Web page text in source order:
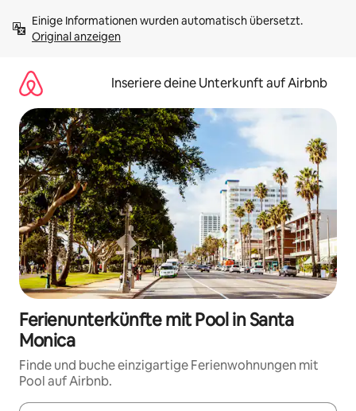
Inhalten
springenOriginal anzeigen
Inseriere deine Unterkunft auf Airbnb
Ferienunterkünfte mit Pool in Santa
Monica
Finde und buche einzigartige Ferienwohnungen mit
Pool auf Airbnb.